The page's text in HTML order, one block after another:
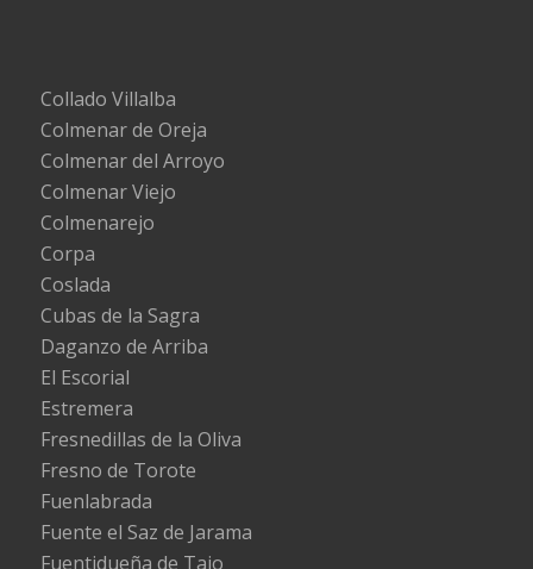
Collado Villalba
Colmenar de Oreja
Colmenar del Arroyo
Colmenar Viejo
Colmenarejo
Corpa
Coslada
Cubas de la Sagra
Daganzo de Arriba
El Escorial
Estremera
Fresnedillas de la Oliva
Fresno de Torote
Fuenlabrada
Fuente el Saz de Jarama
Fuentidueña de Tajo